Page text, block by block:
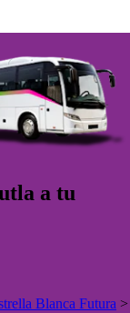
a tu
Blanca Futura >